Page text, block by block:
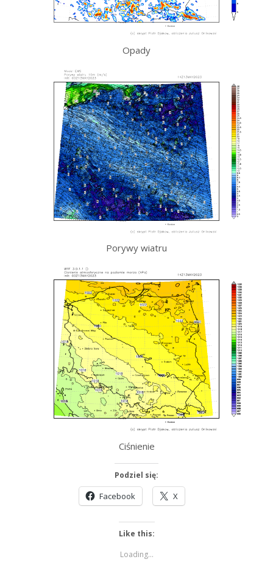
Opady
Porywy wiatru
Ciśnienie
Podziel się:
Facebook X
Like this:
Loading...